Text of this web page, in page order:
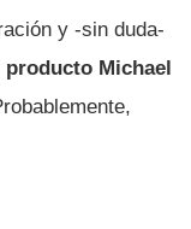
y -sin duda-
Michael